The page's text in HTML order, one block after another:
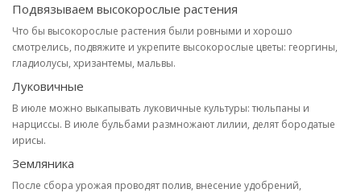
Подвязываем высокорослые растения
Что бы высокорослые растения были ровными и хорошо
смотрелись, подвяжите и укрепите высокорослые цветы: георгины,
гладиолусы, хризантемы, мальвы.
Луковичные
В июле можно выкапывать луковичные культуры: тюльпаны и
нарциссы. В июле бульбами размножают лилии, делят бородатые
ирисы.
Земляника
После сбора урожая проводят полив, внесение удобрений,